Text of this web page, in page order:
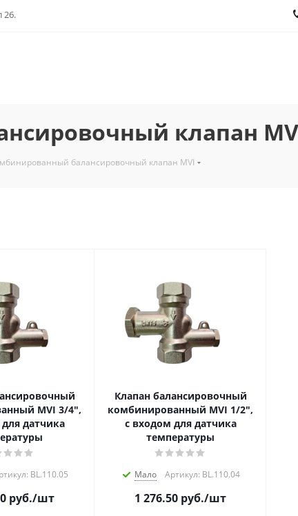
26.
клапан
балансировочный клапан MVI
MVI 3/4",
датчика
BL.110.05
руб./шт
Клапан балансировочный
комбинированный MVI 1/2",
с входом для датчика
температуры
Мало Артикул: BL.110.04
1 276.50 руб./шт